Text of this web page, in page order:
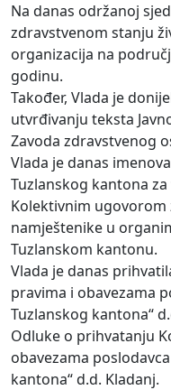
Na danas održanoj
zdravstvenom stanju
organizacija na
godinu.
Također, Vlada je
utvrđivanju teksta
Zavoda zdravstvenog
Vlada je danas
Tuzlanskog kantona
Kolektivnim ugovorom
namještenike u
Tuzlanskom kantonu.
Vlada je danas
pravima i obavezama
Tuzlanskog kantona“
Odluke o prihvatanju
obavezama
kantona“ d.d. Kladanj.